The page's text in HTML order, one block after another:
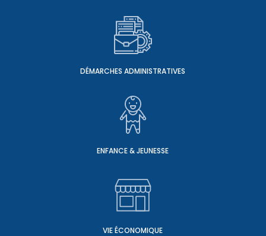
DÉMARCHES ADMINISTRATIVES
ENFANCE & JEUNESSE
VIE ÉCONOMIQUE